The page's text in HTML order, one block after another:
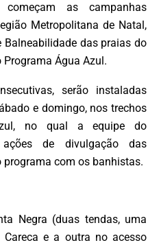
as campanhas
Metropolitana de Natal,
das praias do
Programa Água Azul.
serão instaladas
e domingo, nos trechos
no qual a equipe do
ações de divulgação das
com os banhistas.
Negra (duas tendas, uma
e a outra no acesso